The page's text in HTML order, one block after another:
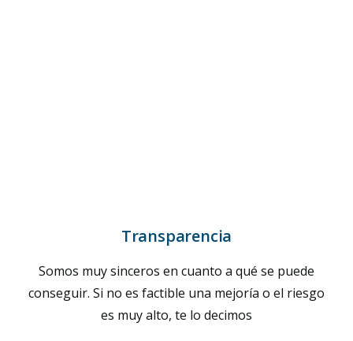
Transparencia
Somos muy sinceros en cuanto a qué se puede
conseguir. Si no es factible una mejoría o el riesgo
es muy alto, te lo decimos